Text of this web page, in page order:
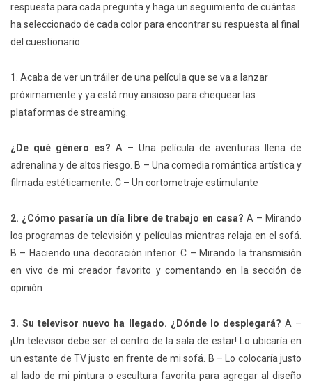
respuesta para cada pregunta y haga un seguimiento de cuántas
ha seleccionado de cada color para encontrar su respuesta al final
del cuestionario.
1. Acaba de ver un tráiler de una película que se va a lanzar
próximamente y ya está muy ansioso para chequear las
plataformas de streaming.
¿De qué género es? A – Una película de aventuras llena de
adrenalina y de altos riesgo. B – Una comedia romántica artística y
filmada estéticamente. C – Un cortometraje estimulante
2. ¿Cómo pasaría un día libre de trabajo en casa? A – Mirando
los programas de televisión y películas mientras relaja en el sofá.
B – Haciendo una decoración interior. C – Mirando la transmisión
en vivo de mi creador favorito y comentando en la sección de
opinión
3. Su televisor nuevo ha llegado. ¿Dónde lo desplegará? A –
¡Un televisor debe ser el centro de la sala de estar! Lo ubicaría en
un estante de TV justo en frente de mi sofá. B – Lo colocaría justo
al lado de mi pintura o escultura favorita para agregar al diseño